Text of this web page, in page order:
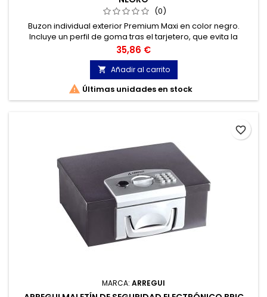
(0)
Buzon individual exterior Premium Maxi en color negro.
Incluye un perfil de goma tras el tarjetero, que evita la
entrada de agua. Especial para catálogos, revistas, sobres
grandes…
Precio
35,86 €
 Añadir al carrito
 Últimas unidades en stock
MARCA: ARREGUI
favorite_border